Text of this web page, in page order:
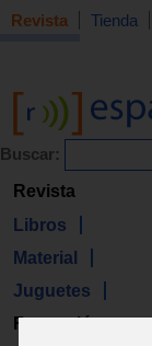
Revista Tienda
Buscar:
Revista
Libros
Material
Juguetes
Formación